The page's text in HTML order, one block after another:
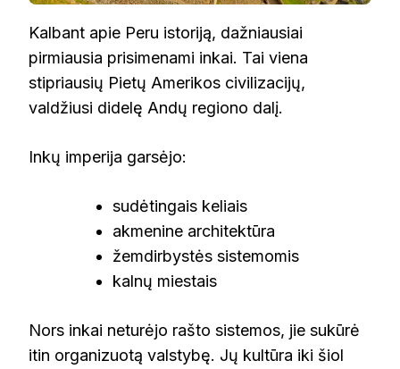
Kalbant apie Peru istoriją, dažniausiai
pirmiausia prisimenami inkai. Tai viena
stipriausių Pietų Amerikos civilizacijų,
valdžiusi didelę Andų regiono dalį.
Inkų imperija garsėjo:
sudėtingais keliais
akmenine architektūra
žemdirbystės sistemomis
kalnų miestais
Nors inkai neturėjo rašto sistemos, jie sukūrė
itin organizuotą valstybę. Jų kultūra iki šiol